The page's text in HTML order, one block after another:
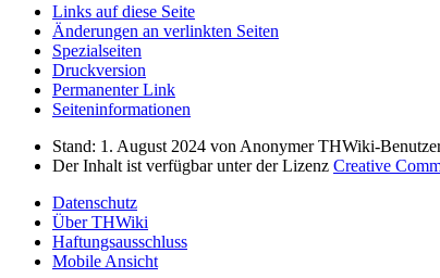
Links auf diese Seite
Änderungen an verlinkten Seiten
Spezialseiten
Druckversion
Permanenter Link
Seiten­informationen
Stand: 1. August 2024 von Anonymer THWiki-
Der Inhalt ist verfügbar unter der Lizenz Creative
Datenschutz
Über THWiki
Haftungsausschluss
Mobile Ansicht